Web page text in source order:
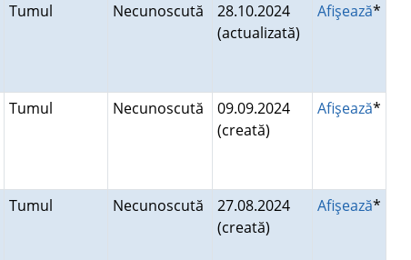
Tumul Necunoscută
28.10.2024
(actualizată)
Afişează*
Tumul Necunoscută
09.09.2024
(creată)
Afişează*
Tumul Necunoscută
27.08.2024
(creată)
Afişează*